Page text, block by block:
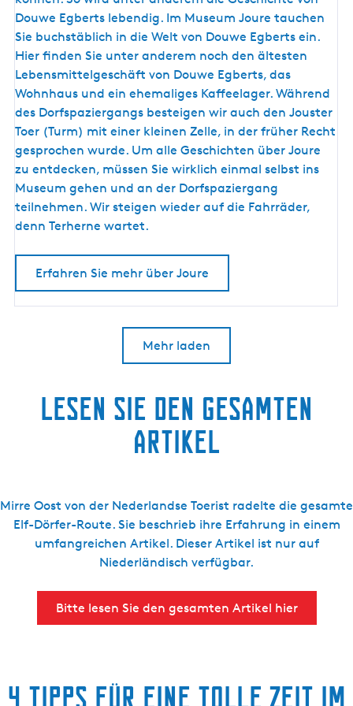
e
Douwe Egberts lebendig. Im Museum Joure tauchen
Sie buchstäblich in die Welt von Douwe Egberts ein.
Hier finden Sie unter anderem noch den ältesten
Lebensmittelgeschäft von Douwe Egberts, das
Wohnhaus und ein ehemaliges Kaffeelager. Während
des Dorfspaziergangs besteigen wir auch den Jouster
Toer (Turm) mit einer kleinen Zelle, in der früher Recht
gesprochen wurde. Um alle Geschichten über Joure
zu entdecken, müssen Sie wirklich einmal selbst ins
Museum gehen und an der Dorfspaziergang
teilnehmen. Wir steigen wieder auf die Fahrräder,
denn Terherne wartet.
Erfahren Sie mehr über Joure
Mehr laden
Lesen Sie den gesamten
Artikel
Mirre Oost von der Nederlandse Toerist radelte die gesamte
Elf-Dörfer-Route. Sie beschrieb ihre Erfahrung in einem
umfangreichen Artikel. Dieser Artikel ist nur auf
Niederländisch verfügbar.
Bitte lesen Sie den gesamten Artikel hier
4 Tipps für eine tolle Zeit im